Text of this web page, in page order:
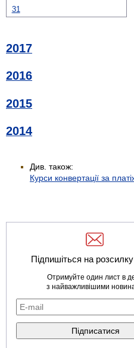
31
2017
2016
2015
2014
Див. також:
Курси конвертації за
Підпишіться на
Отримуйте один лист в
з найважливішими